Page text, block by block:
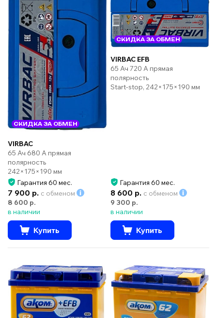
СКИДКА ЗА ОБМЕН
VIRBAC
65 Ач 680 А прямая
полярность
242×175×190 мм
Гарантия 60 мес.
7 900 р. с обменом
8 600 р.
в наличии
Купить
СКИДКА ЗА ОБМЕН
VIRBAC EFB
65 Ач 720 А прямая
полярность
Start-stop, 242×175×190 мм
Гарантия 60 мес.
8 600 р. с обменом
9 300 р.
в наличии
Купить